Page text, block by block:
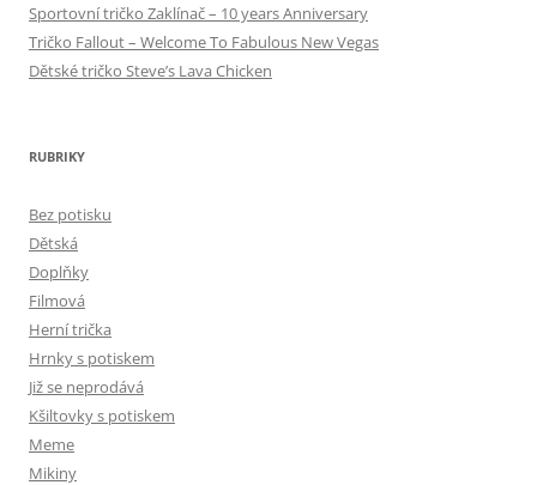
Sportovní tričko Zaklínač – 10 years Anniversary
Tričko Fallout – Welcome To Fabulous New Vegas
Dětské tričko Steve’s Lava Chicken
RUBRIKY
Bez potisku
Dětská
Doplňky
Filmová
Herní trička
Hrnky s potiskem
Již se neprodává
Kšiltovky s potiskem
Meme
Mikiny